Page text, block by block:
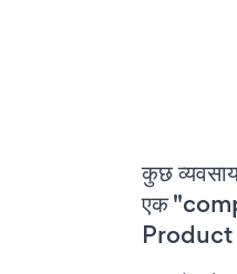
कुछ
एक
Product